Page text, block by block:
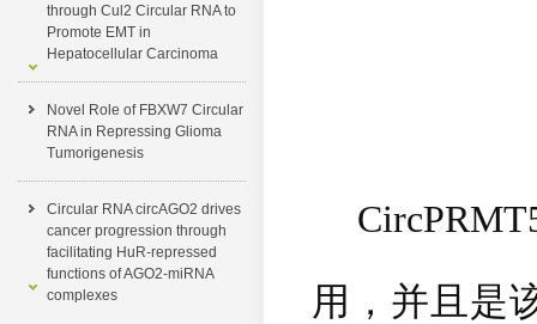
through Cul2 Circular RNA to
Promote EMT in
Hepatocellular Carcinoma
Novel Role of FBXW7 Circular
RNA in Repressing Glioma
Tumorigenesis
Circular RNA circAGO2 drives
cancer progression through
facilitating HuR-repressed
functions of AGO2-miRNA
complexes
用，并且是